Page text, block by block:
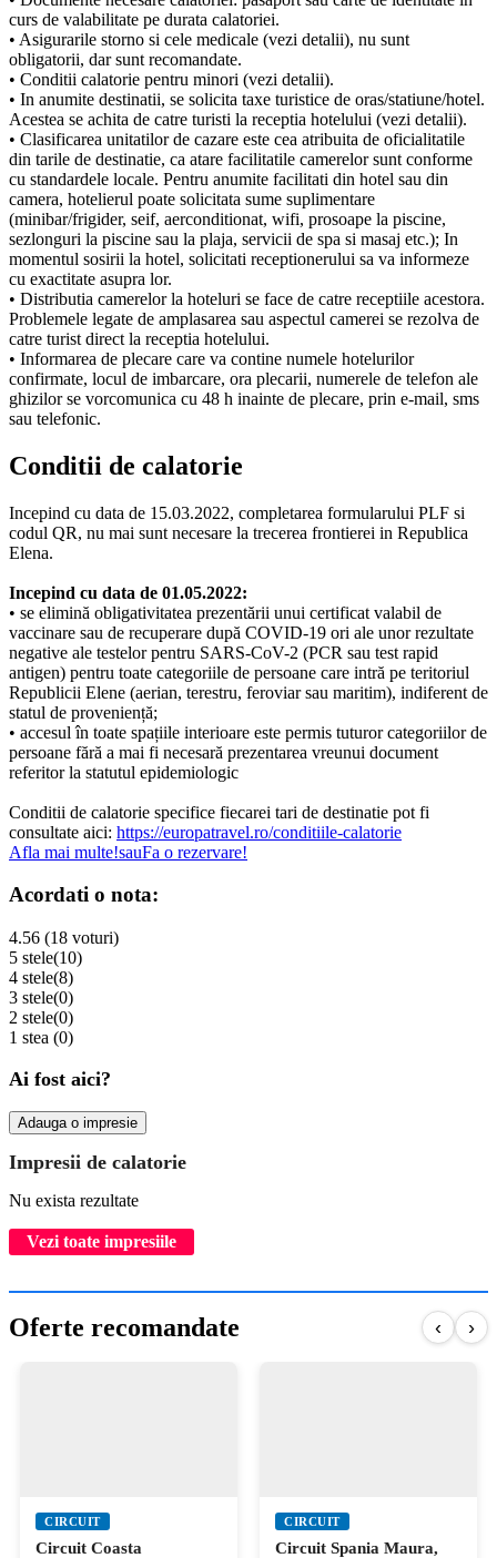
curs de valabilitate pe durata calatoriei.
• Asigurarile storno si cele medicale (vezi detalii), nu sunt
obligatorii, dar sunt recomandate.
• Conditii calatorie pentru minori (vezi detalii).
• In anumite destinatii, se solicita taxe turistice de oras/statiune/hotel.
Acestea se achita de catre turisti la receptia hotelului (vezi detalii).
• Clasificarea unitatilor de cazare este cea atribuita de oficialitatile
din tarile de destinatie, ca atare facilitatile camerelor sunt conforme
cu standardele locale. Pentru anumite facilitati din hotel sau din
camera, hotelierul poate solicitata sume suplimentare
(minibar/frigider, seif, aerconditionat, wifi, prosoape la piscine,
sezlonguri la piscine sau la plaja, servicii de spa si masaj etc.); In
momentul sosirii la hotel, solicitati receptionerului sa va informeze
cu exactitate asupra lor.
• Distributia camerelor la hoteluri se face de catre receptiile acestora.
Problemele legate de amplasarea sau aspectul camerei se rezolva de
catre turist direct la receptia hotelului.
• Informarea de plecare care va contine numele hotelurilor
confirmate, locul de imbarcare, ora plecarii, numerele de telefon ale
ghizilor se vorcomunica cu 48 h inainte de plecare, prin e-mail, sms
sau telefonic.
Conditii de calatorie
Incepind cu data de 15.03.2022, completarea formularului PLF si
codul QR, nu mai sunt necesare la trecerea frontierei in Republica
Elena.
Incepind cu data de 01.05.2022:
• se elimină obligativitatea prezentării unui certificat valabil de
vaccinare sau de recuperare după COVID-19 ori ale unor rezultate
negative ale testelor pentru SARS-CoV-2 (PCR sau test rapid
antigen) pentru toate categoriile de persoane care intră pe teritoriul
Republicii Elene (aerian, terestru, feroviar sau maritim), indiferent de
statul de proveniență;
• accesul în toate spațiile interioare este permis tuturor categoriilor de
persoane fără a mai fi necesară prezentarea vreunui document
referitor la statutul epidemiologic
Conditii de calatorie specifice fiecarei tari de destinatie pot fi
consultate aici: https://europatravel.ro/conditiile-calatorie
Afla mai multe!sauFa o rezervare!
Acordati o nota:
4.56 (18 voturi)
5 stele(10)
4 stele(8)
3 stele(0)
2 stele(0)
1 stea (0)
Ai fost aici?
Adauga o impresie
Impresii de calatorie
Nu exista rezultate
Vezi toate impresiile
Oferte recomandate ‹ ›
CIRCUIT
Circuit Coasta
CIRCUIT
Circuit Spania Maura,